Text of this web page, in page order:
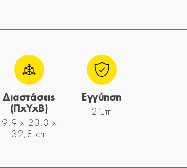
Διαστάσεις
(ΠxYxΒ)
9,9 x 23,3 x
32,8 cm
Εγγύηση
2 Έτη